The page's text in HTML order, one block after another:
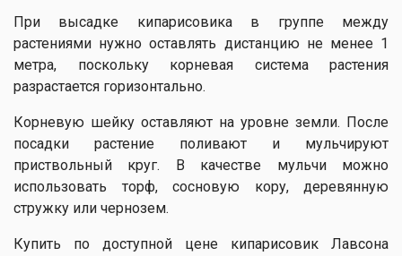
При высадке кипарисовика в группе между
растениями нужно оставлять дистанцию ​​не менее 1
метра, поскольку корневая система растения
разрастается горизонтально.
Корневую шейку оставляют на уровне земли. После
посадки растение поливают и мульчируют
приствольный круг. В качестве мульчи можно
использовать торф, сосновую кору, деревянную
стружку или чернозем.
Купить по доступной цене кипарисовик Лавсона